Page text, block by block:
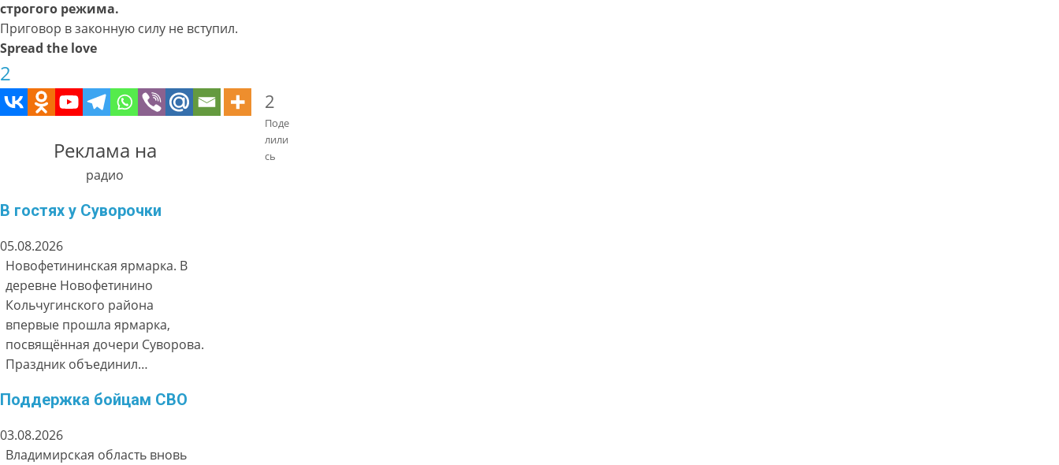
строгого режима.
Приговор в законную силу не вступил.
Spread the love
2
2
Поде
лили
сь
Реклама на
радио
В гостях у Суворочки
05.08.2026
Новофетининская ярмарка. В
деревне Новофетинино
Кольчугинского района
впервые прошла ярмарка,
посвящённая дочери Суворова.
Праздник объединил…
Поддержка бойцам СВО
03.08.2026
Владимирская область вновь